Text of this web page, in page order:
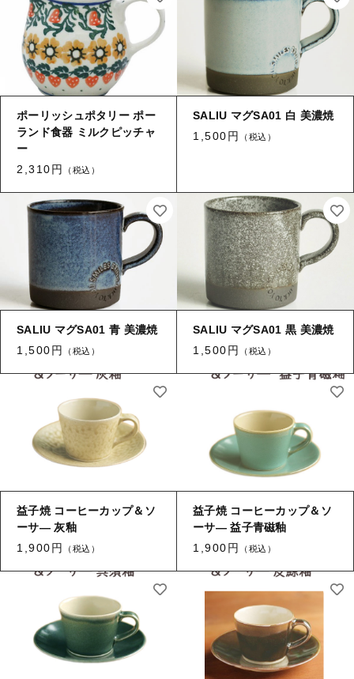
ポーリッシュポタリー ポー
ランド食器 ミルクピッチャ
ー
2,310円
（税込）
SALIU マグSA01 白 美濃焼
1,500円
（税込）
SALIU マグSA01 青 美濃焼
1,500円
（税込）
SALIU マグSA01 黒 美濃焼
1,500円
（税込）
益子焼 コーヒーカップ＆ソ
ーサ― 灰釉
1,900円
（税込）
益子焼 コーヒーカップ＆ソ
ーサ― 益子青磁釉
1,900円
（税込）